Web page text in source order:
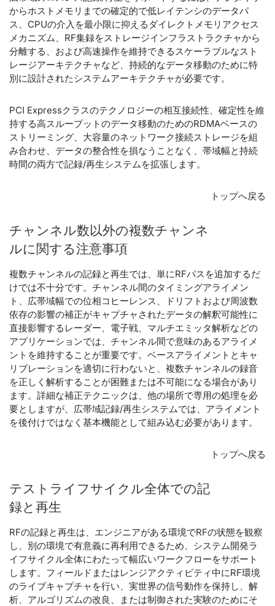
からホストメモリまでの確定的で低レイテンシのデータパ
ス、CPUの介入を最小限に抑えるダイレクトメモリアクセス
メカニズム、RF集録をストレージインフラストラクチャから
分離する、および高速操作を維持できるスケーラブルなスト
レージアーキテクチャなど、持続的なデータ移動のために特
別に設計されたシステムアーキテクチャが必要です。
PCI Expressクラスのテクノロジーの相互接続性、確定性を維
持する高スループットのデータ移動のためのRDMAベースの
ストリーミング、大容量のネットワーク接続ストレージを組
み合わせ、データの整合性を損なうことなく、帯域幅と持続
時間の両方で記録/再生システムを拡張します。
トップへ戻る
チャンネル数以外の複数チャンネ
ルに関する注意事項
複数チャンネルの記録と再生では、単にRFパスを追加するだ
けでは不十分です。チャンネル間のタイミングアライメン
ト、広帯域幅での位相コヒーレンス、ドリフトおよび周波数
依存の影響の補正がキャプチャされたデータの解釈可能性に
直接影響するレーダー、電子戦、マルチエミッタ解析などの
アプリケーションでは、チャンネル間で意味のあるアライメ
ントを維持することが重要です。ベースアライメントとキャ
リブレーションを適切に行わないと、複数チャンネルの録音
を正しく解析することが困難または不可能になる場合があり
ます。詳細な補正テクニックは、他の場所で専用の処理を必
要としますが、広帯域記録/再生システムでは、アライメント
を後付けではなく基本機能として組み込む必要があります。
トップへ戻る
テスト ライフサイクル全体での記
録と 再生
RFの記録と再生は、エンジニアがある環境でRFの状態を観察
し、別の環境で有意義に再利用できるため、システム開発ラ
イフサイクル全体にわたって幅広いワークフローをサポート
します。フィールドまたはレンジアクティビティ中にRF環境
のライブキャプチャを行い、実世界の信号動作を保持し、解
析、アルゴリズムの改良、または制御された実験のためにそ